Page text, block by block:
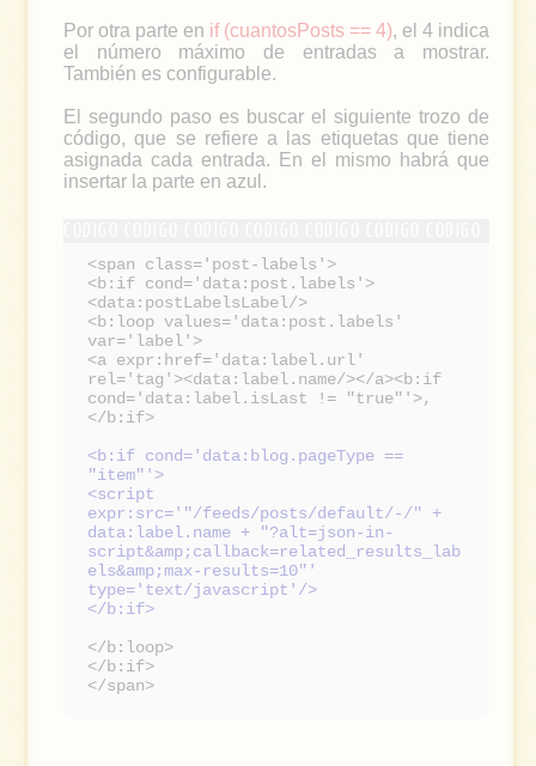
Por otra parte en if (cuantosPosts == 4), el 4 indica
el número máximo de entradas a mostrar.
También es configurable.
El segundo paso es buscar el siguiente trozo de
código, que se refiere a las etiquetas que tiene
asignada cada entrada. En el mismo habrá que
insertar la parte en azul.
<span class='post-labels'>
<b:if cond='data:post.labels'>
<data:postLabelsLabel/>
<b:loop values='data:post.labels'
var='label'>
<a expr:href='data:label.url'
rel='tag'><data:label.name/></a><b:if
cond='data:label.isLast != "true"'>,
</b:if>
<b:if cond='data:blog.pageType ==
"item"'>
<script
expr:src='"/feeds/posts/default/-/" +
data:label.name + "?alt=json-in-
script&amp;callback=related_results_lab
els&amp;max-results=10"'
type='text/javascript'/>
</b:if>
</b:loop>
</b:if>
</span>